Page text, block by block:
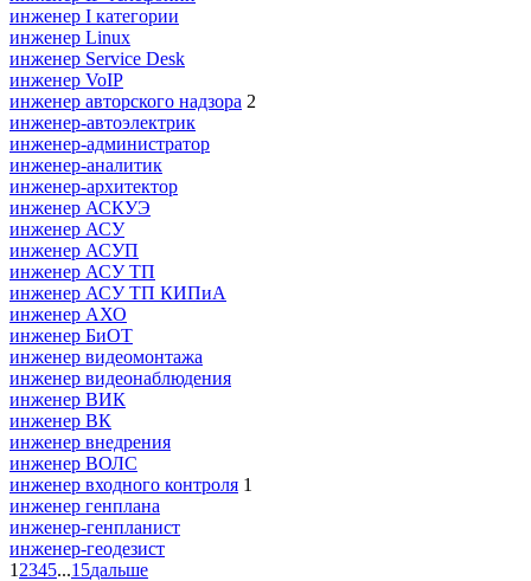
инженер I категории
инженер Linux
инженер Service Desk
инженер VoIP
инженер авторского надзора 2
инженер-автоэлектрик
инженер-администратор
инженер-аналитик
инженер-архитектор
инженер АСКУЭ
инженер АСУ
инженер АСУП
инженер АСУ ТП
инженер АСУ ТП КИПиА
инженер АХО
инженер БиОТ
инженер видеомонтажа
инженер видеонаблюдения
инженер ВИК
инженер ВК
инженер внедрения
инженер ВОЛС
инженер входного контроля 1
инженер генплана
инженер-генпланист
инженер-геодезист
1 2345...15дальше